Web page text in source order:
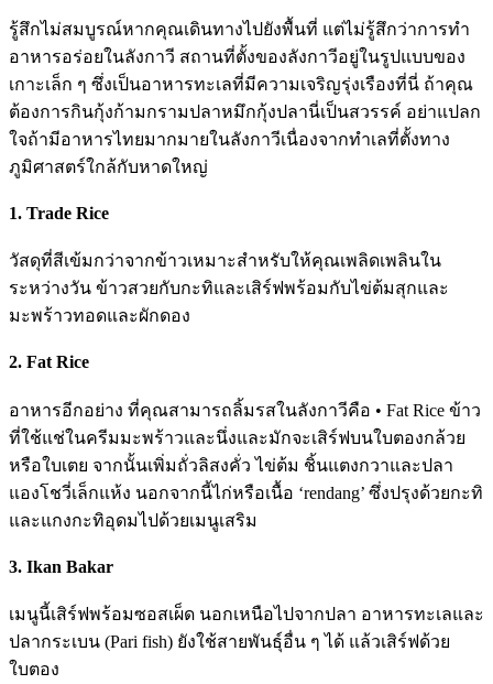
รู้สึกไม่สมบูรณ์หากคุณเดินทางไปยังพื้นที่ แต่ไม่รู้สึกว่าการทำ
อาหารอร่อยในลังกาวี สถานที่ตั้งของลังกาวีอยู่ในรูปแบบของ
เกาะเล็ก ๆ ซึ่งเป็นอาหารทะเลที่มีความเจริญรุ่งเรืองที่นี่ ถ้าคุณ
ต้องการกินกุ้งก้ามกรามปลาหมึกกุ้งปลานี่เป็นสวรรค์ อย่าแปลก
ใจถ้ามีอาหารไทยมากมายในลังกาวีเนื่องจากทำเลที่ตั้งทาง
ภูมิศาสตร์ใกล้กับหาดใหญ่
1. Trade Rice
วัสดุที่สีเข้มกว่าจากข้าวเหมาะสำหรับให้คุณเพลิดเพลินใน
ระหว่างวัน ข้าวสวยกับกะทิและเสิร์ฟพร้อมกับไข่ต้มสุกและ
มะพร้าวทอดและผักดอง
2. Fat Rice
อาหารอีกอย่าง ที่คุณสามารถลิ้มรสในลังกาวีคือ • Fat Rice ข้าว
ที่ใช้แช่ในครีมมะพร้าวและนึ่งและมักจะเสิร์ฟบนใบตองกล้วย
หรือใบเตย จากนั้นเพิ่มถั่วลิสงคั่ว ไข่ต้ม ชิ้นแตงกวาและปลา
แองโชวี่เล็กแห้ง นอกจากนี้ไก่หรือเนื้อ ‘rendang’ ซึ่งปรุงด้วยกะทิ
และแกงกะทิอุดมไปด้วยเมนูเสริม
3. Ikan Bakar
เมนูนี้เสิร์ฟพร้อมซอสเผ็ด นอกเหนือไปจากปลา อาหารทะเลและ
ปลากระเบน (Pari fish) ยังใช้สายพันธุ์อื่น ๆ ได้ แล้วเสิร์ฟด้วย
ใบตอง